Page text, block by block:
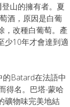
山的擁有者。夏
酒，原因是白葡
，改種白葡萄。產
少10年才會達到適
Batard在法語中
得名。巴塔-蒙哈
礦物味完美地結